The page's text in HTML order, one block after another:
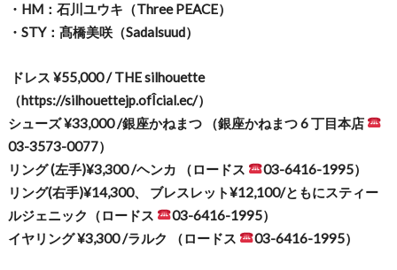
・ HM：石川ユウキ（Three PEACE）
・ STY：髙橋美咲（Sadalsuud）
ドレス ¥55,000 / THE silhouette
（https://silhouettejp.ofÎcial.ec/）
シューズ¥33,000 /銀座かねまつ （銀座かねまつ6丁目本店
03-3573-0077）
リング(左手)¥3,300 /ヘンカ （ロードス 03-6416-1995）
リング(右手)¥14,300、 ブレスレット¥12,100/ともにスティー
ルジェニック（ロードス
03-6416-1995）
イヤリング¥3,300 /ラルク （ロードス 03-6416-1995）